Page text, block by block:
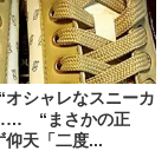
オシャレなスニーカ
“まさかの正
仰天「二度...